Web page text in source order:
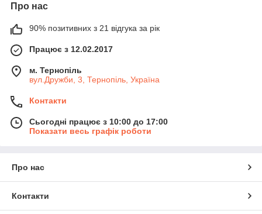
Про нас
90% позитивних з 21 відгука за рік
Працює з 12.02.2017
м. Тернопіль
вул.Дружби, 3, Тернопіль, Україна
Контакти
Сьогодні працює з 10:00 до 17:00
Показати весь графік роботи
Про нас
Контакти